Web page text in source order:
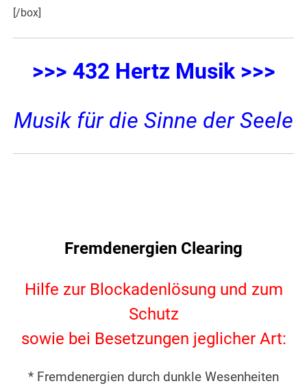
[/box]
>>> 432 Hertz Musik >>>
Musik für die Sinne der Seele
Fremdenergien Clearing
Hilfe zur Blockadenlösung und zum
Schutz
sowie bei Besetzungen jeglicher Art:
* Fremdenergien durch dunkle Wesenheiten